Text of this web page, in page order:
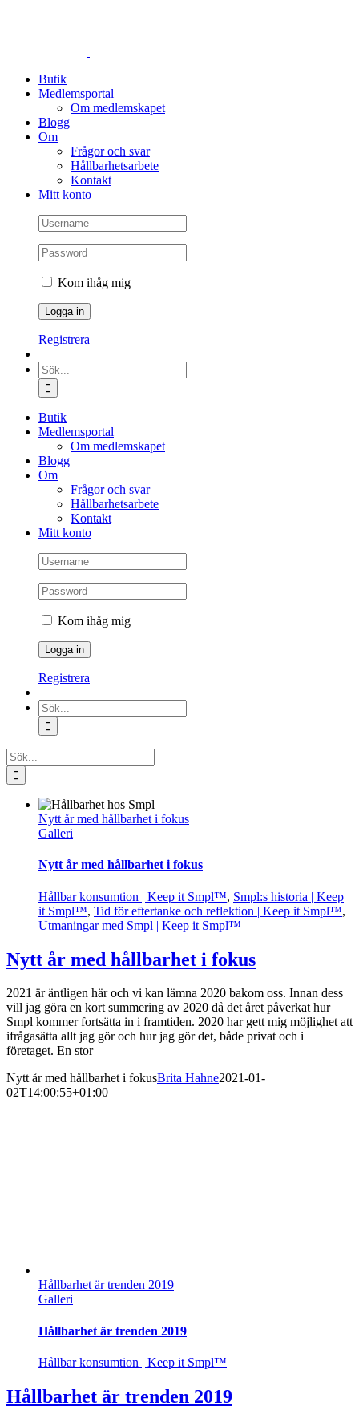
Butik
Medlemsportal
Om medlemskapet
Blogg
Om
Frågor och svar
Hållbarhetsarbete
Kontakt
Mitt konto
Kom ihåg mig
Registrera
Sök
efter:
Butik
Medlemsportal
Om medlemskapet
Blogg
Om
Frågor och svar
Hållbarhetsarbete
Kontakt
Mitt konto
Kom ihåg mig
Registrera
Sök
efter:
Sök
efter:
Nytt år med hållbarhet i fokus
Galleri
Nytt år med hållbarhet i fokus
Hållbar konsumtion | Keep it Smpl™, Smpl:s historia | Keep
it Smpl™, Tid för eftertanke och reflektion | Keep it Smpl™,
Utmaningar med Smpl | Keep it Smpl™
Nytt år med hållbarhet i fokus
2021 är äntligen här och vi kan lämna 2020 bakom oss. Innan dess
vill jag göra en kort summering av 2020 då det året påverkat hur
Smpl kommer fortsätta in i framtiden. 2020 har gett mig möjlighet att
ifrågasätta allt jag gör och hur jag gör det, både privat och i
företaget. En stor
Nytt år med hållbarhet i fokusBrita Hahne2021-01-
02T14:00:55+01:00
Hållbarhet är trenden 2019
Galleri
Hållbarhet är trenden 2019
Hållbar konsumtion | Keep it Smpl™
Hållbarhet är trenden 2019